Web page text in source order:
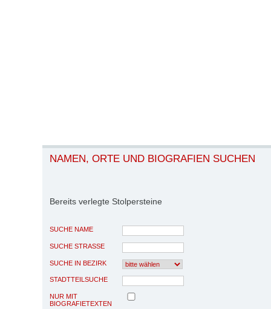
NAMEN, ORTE UND BIOGRAFIEN SUCHEN
Bereits verlegte Stolpersteine
SUCHE NAME
SUCHE STRASSE
SUCHE IN BEZIRK
STADTTEILSUCHE
NUR MIT
BIOGRAFIETEXTEN